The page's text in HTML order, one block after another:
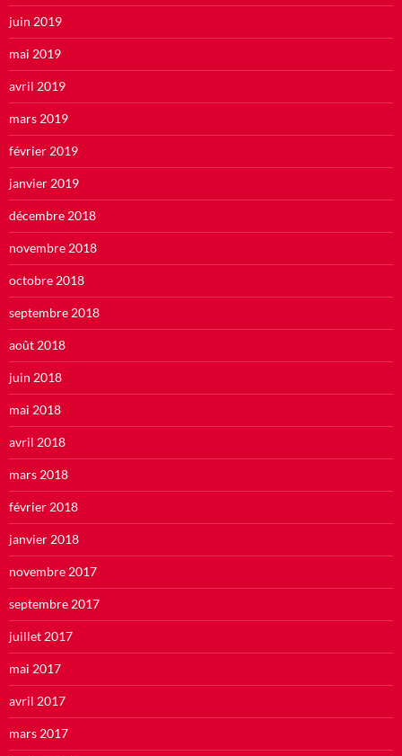
juin 2019
mai 2019
avril 2019
mars 2019
février 2019
janvier 2019
décembre 2018
novembre 2018
octobre 2018
septembre 2018
août 2018
juin 2018
mai 2018
avril 2018
mars 2018
février 2018
janvier 2018
novembre 2017
septembre 2017
juillet 2017
mai 2017
avril 2017
mars 2017